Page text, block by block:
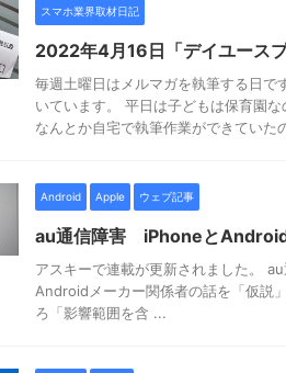
スマホ業界取材日記
2022年4月16日「デイユースプ
毎週土曜日はメルマガを執筆する日で
いています。 平日は子どもは保育園
なんとか自宅で執筆作業ができていた
Android Apple ウェブ記事
au通信障害 iPhoneとAndroid
アスキーで連載が更新されました。
Androidメーカー関係者の話を「仮説
ろ「影響範囲を含 ...